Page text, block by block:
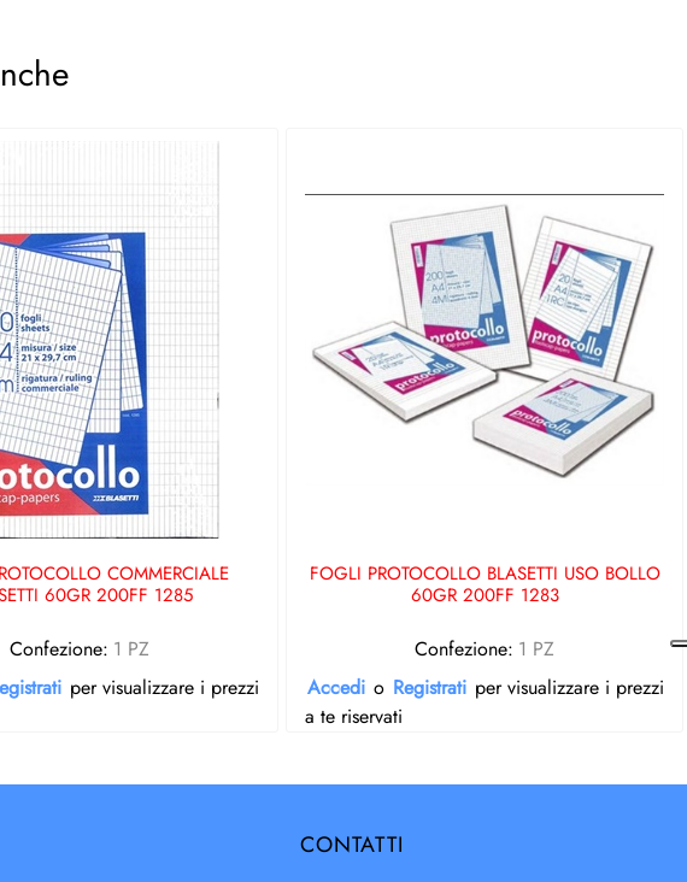
COMMERCIALE
60GR 200FF 1285
Confezione: 1 PZ
per visualizzare i prezzi
FOGLI PROTOCOLLO BLASETTI USO BOLLO
60GR 200FF 1283
Confezione: 1 PZ
Accedi o Registrati per visualizzare i prezzi
a te riservati
CONTATTI